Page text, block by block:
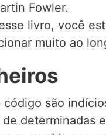
Fowler.
livro, você
muito ao
código são
determinadas